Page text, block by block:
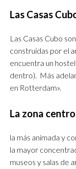
Las Casas
Las Casas Cubo
construidas por el
encuentra un
dentro). Más
en Rotterdam».
La zona centro
la más animada y
la mayor
museos y salas de